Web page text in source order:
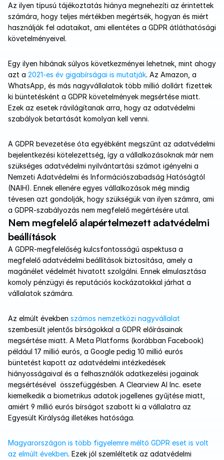
Az ilyen típusú tájékoztatás hiánya megnehezíti az érintettek
számára, hogy teljes mértékben megértsék, hogyan és miért
használják fel adataikat, ami ellentétes a GDPR átláthatósági
követelményeivel.
Egy ilyen hibának súlyos következményei lehetnek, mint ahogy
azt a 2021-es év gigabírságai is mutatják. Az Amazon, a
WhatsApp, és más nagyvállalatok több millió dollárt fizettek
ki büntetésként a GDPR követelmények megsértése miatt.
Ezek az esetek rávilágítanak arra, hogy az adatvédelmi
szabályok betartását komolyan kell venni.
A GDPR bevezetése óta egyébként megszűnt az adatvédelmi
bejelentkezési kötelezettség, így a vállalkozásoknak már nem
szükséges adatvédelmi nyilvántartási számot igényelni a
Nemzeti Adatvédelmi és Információszabadság Hatóságtól
(NAIH). Ennek ellenére egyes vállalkozások még mindig
tévesen azt gondolják, hogy szükségük van ilyen számra, ami
a GDPR-szabályozás nem megfelelő megértésére utal.
Nem megfelelő alapértelmezett adatvédelmi
beállítások
A GDPR-megfelelőség kulcsfontosságú aspektusa a
megfelelő adatvédelmi beállítások biztosítása, amely a
magánélet védelmét hivatott szolgálni. Ennek elmulasztása
komoly pénzügyi és reputációs kockázatokkal járhat a
vállalatok számára.
Az elmúlt években számos nemzetközi nagyvállalat
szembesült jelentős bírságokkal a GDPR előírásainak
megsértése miatt. A Meta Platforms (korábban Facebook)
például 17 millió eurós, a Google pedig 10 millió eurós
büntetést kapott az adatvédelmi intézkedések
hiányosságaival és a felhasználók adatkezelési jogainak
megsértésével  összefüggésben. A Clearview AI Inc. esete
kiemelkedik a biometrikus adatok jogellenes gyűjtése miatt,
amiért 9 millió eurós bírságot szabott ki a vállalatra az
Egyesült Királyság illetékes hatósága.
Magyarországon is több figyelemre méltó GDPR eset is volt
az elmúlt években. Ezek jól szemléltetik az adatvédelmi